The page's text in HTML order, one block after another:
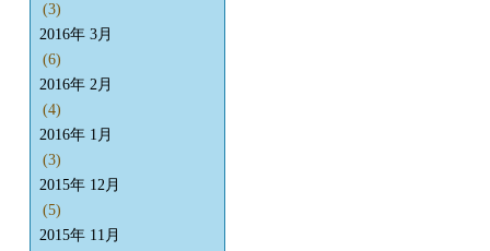
(3)
2016年 3月
(6)
2016年 2月
(4)
2016年 1月
(3)
2015年 12月
(5)
2015年 11月